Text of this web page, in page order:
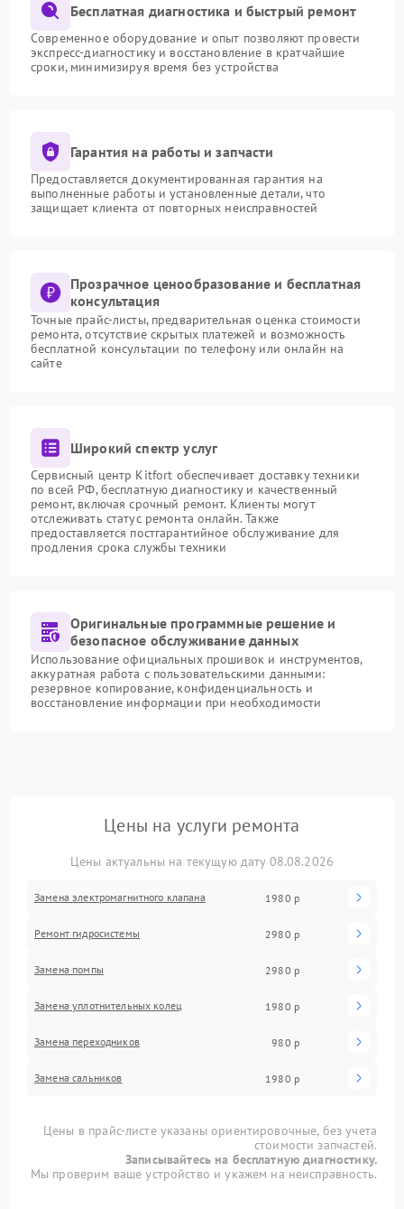
Бесплатная диагностика и быстрый ремонт
Современное оборудование и опыт позволяют провести
экспресс-диагностику и восстановление в кратчайшие
сроки, минимизируя время без устройства
Гарантия на работы и запчасти
Предоставляется документированная гарантия на
выполненные работы и установленные детали, что
защищает клиента от повторных неисправностей
Прозрачное ценообразование и бесплатная
консультация
Точные прайс-листы, предварительная оценка стоимости
ремонта, отсутствие скрытых платежей и возможность
бесплатной консультации по телефону или онлайн на
сайте
Широкий спектр услуг
Сервисный центр Kitfort обеспечивает доставку техники
по всей РФ, бесплатную диагностику и качественный
ремонт, включая срочный ремонт. Клиенты могут
отслеживать статус ремонта онлайн. Также
предоставляется постгарантийное обслуживание для
продления срока службы техники
Оригинальные программные решение и
безопасное обслуживание данных
Использование официальных прошивок и инструментов,
аккуратная работа с пользовательскими данными:
резервное копирование, конфиденциальность и
восстановление информации при необходимости
Цены на услуги ремонта
Цены актуальны на текущую дату 08.08.2026
Замена электромагнитного клапана 1980 р
Ремонт гидросистемы 2980 р
Замена помпы 2980 р
Замена уплотнительных колец 1980 р
Замена переходников 980 р
Замена сальников 1980 р
Цены в прайс-листе указаны ориентировочные, без учета
стоимости запчастей.
Записывайтесь на бесплатную диагностику.
Мы проверим ваше устройство и укажем на неисправность.